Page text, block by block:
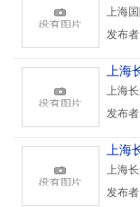
上海
发布者
上海
上海
发布者
上海
上海
发布者